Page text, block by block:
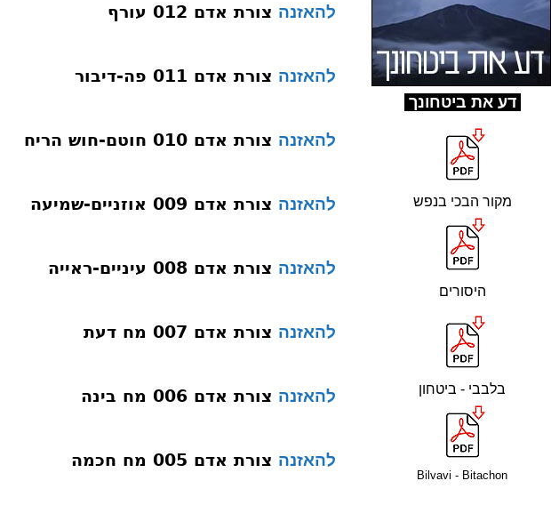
להאזנה צורת אדם 012 עורף
להאזנה צורת אדם 011 פה-דיבור
להאזנה צורת אדם 010 חוטם-חוש הריח
להאזנה צורת אדם 009 אוזניים-שמיעה
להאזנה צורת אדם 008 עיניים-ראייה
להאזנה צורת אדם 007 מח דעת
להאזנה צורת אדם 006 מח בינה
להאזנה צורת אדם 005 מח חכמה
דע את ביטחונך
מקור הבכי בנפש
היסורים
בלבבי - ביטחון
Bilvavi - Bitachon